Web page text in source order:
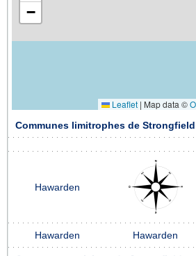
−
Leaflet | Map data ©
Communes limitrophes de Strongfield
Hawarden
Hawarden Hawarden